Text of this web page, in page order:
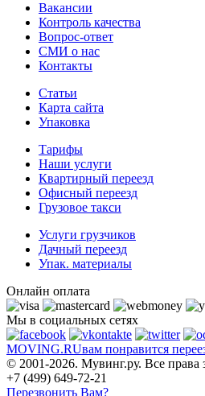
Вакансии
Контроль качества
Вопрос-ответ
СМИ о нас
Контакты
Статьи
Карта сайта
Упаковка
Тарифы
Наши услуги
Квартирный переезд
Офисный переезд
Грузовое такси
Услуги грузчиков
Дачный переезд
Упак. материалы
Онлайн оплата
Мы в социальных сетях
MOVING.RUвам понравится
© 2001-2026. Мувинг.ру. Все
+7 (499) 649-72-21
Перезвонить Вам?